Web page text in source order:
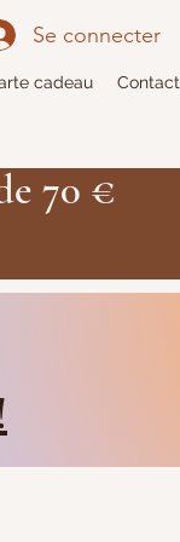
cadeau Contact
Se connecter
70 €